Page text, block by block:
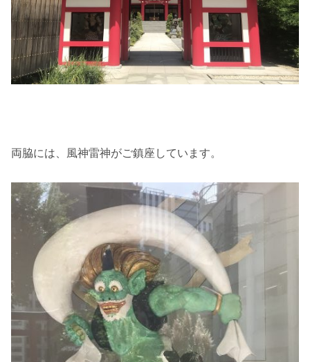
両脇には、風神雷神がご鎮座しています。